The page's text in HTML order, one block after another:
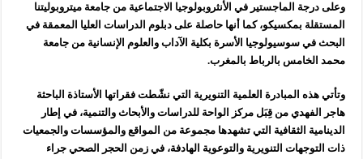
وعلى درجة الماجستير في الأنثروبولوجيا الاجتماعية من جامعة ميتروبوليتنا
المستقلة بمكسيكو، كما أنها حاصلة على دبلوم الدراسات العليا المعمقة في
البحث في سوسيولوجيا الأسرة بكلية الآداب والعلوم الإنسانية من جامعة
محمد الخامس بالرباط بالمغرب.
وتأتي هذه المبادرة العلمية التنويرية التي نشّطت فقراتها الأستاذة الباحثة
هاجر الفهدي من قِبَل مركز الواحة للدراسات والأبحاث والتنمية، في إطار
الدينامية الثقافية التي تشهدها مجموعة من المواقع والمؤسسات والجمعيات
ذات التوجهات التنويرية والتوعوية الهادفة، في زمن الحجر الصحي جراء